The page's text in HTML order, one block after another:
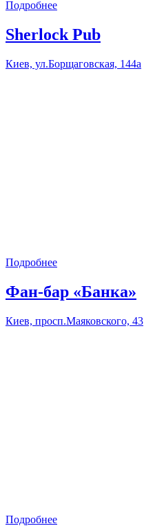
Подробнее
Sherlock Pub
Киев, ул.Борщаговская, 144а
Подробнее
Фан-бар «Банка»
Киев, просп.Маяковского, 43
Подробнее